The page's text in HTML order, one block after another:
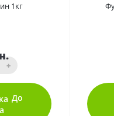
1кг
+
До